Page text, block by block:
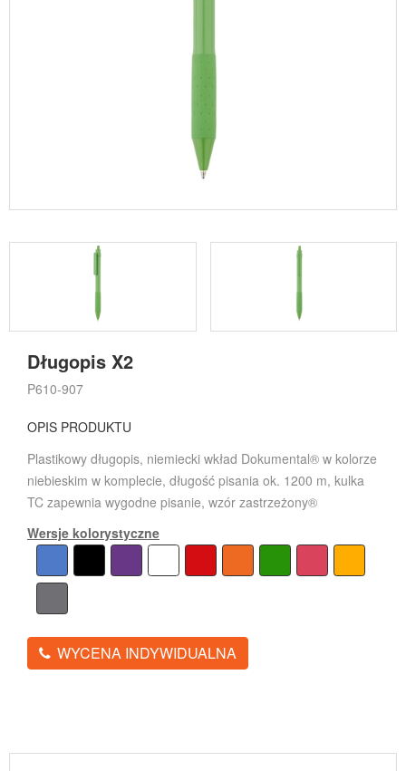
Długopis X2
P610-907
OPIS PRODUKTU
Plastikowy długopis, niemiecki wkład Dokumental® w kolorze
niebieskim w komplecie, długość pisania ok. 1200 m, kulka
TC zapewnia wygodne pisanie, wzór zastrzeżony®
Wersje kolorystyczne
WYCENA INDYWIDUALNA